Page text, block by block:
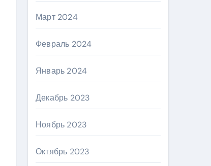
Март 2024
Февраль 2024
Январь 2024
Декабрь 2023
Ноябрь 2023
Октябрь 2023